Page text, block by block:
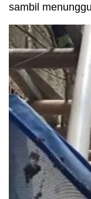
sambil